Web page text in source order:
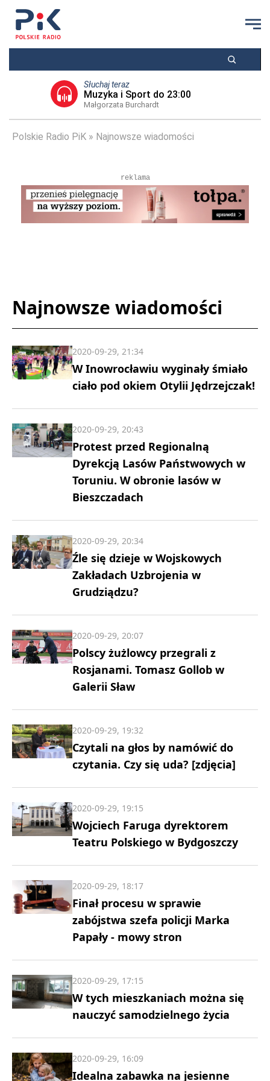
Słuchaj teraz
Muzyka i Sport do 23:00
Małgorzata Burchardt
Polskie Radio PiK Najnowsze wiadomości
reklama
Najnowsze wiadomości
W Inowrocławiu wyginały śmiało
ciało pod okiem Otylii Jędrzejczak!
2020-09-29, 21:34
Protest przed Regionalną
Dyrekcją Lasów Państwowych w
Toruniu. W obronie lasów w
Bieszczadach
2020-09-29, 20:43
Źle się dzieje w Wojskowych
Zakładach Uzbrojenia w
Grudziądzu?
2020-09-29, 20:34
Polscy żużlowcy przegrali z
Rosjanami. Tomasz Gollob w
Galerii Sław
2020-09-29, 20:07
Czytali na głos by namówić do
czytania. Czy się uda? [zdjęcia]
2020-09-29, 19:32
Wojciech Faruga dyrektorem
Teatru Polskiego w Bydgoszczy
2020-09-29, 19:15
Finał procesu w sprawie
zabójstwa szefa policji Marka
Papały - mowy stron
2020-09-29, 18:17
W tych mieszkaniach można się
nauczyć samodzielnego życia
2020-09-29, 17:15
Idealna zabawka na jesienne
2020-09-29, 16:09